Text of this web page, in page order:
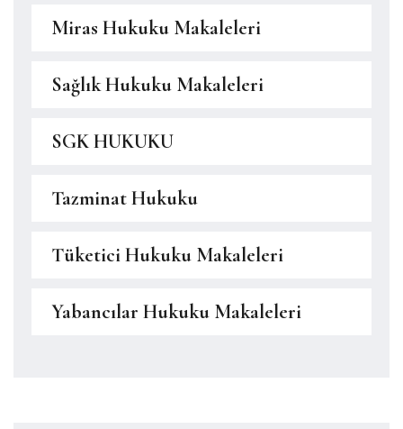
Miras Hukuku Makaleleri
Sağlık Hukuku Makaleleri
SGK HUKUKU
Tazminat Hukuku
Tüketici Hukuku Makaleleri
Yabancılar Hukuku Makaleleri